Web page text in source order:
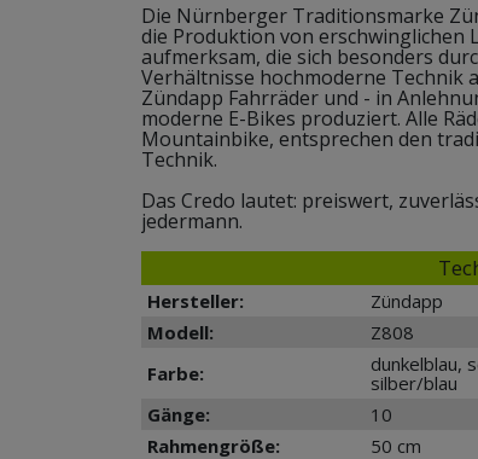
Die Nürnberger Traditionsmarke
die Produktion von erschwinglichen
aufmerksam, die sich besonders
Verhältnisse hochmoderne Technik
Zündapp Fahrräder und - in
moderne E-Bikes produziert. Alle
Mountainbike, entsprechen den
Technik.
Das Credo lautet: preiswert,
jedermann.
Hersteller:
Zündapp
Modell:
Z808
Farbe:
dunkelblau,
silber/blau
Gänge:
10
Rahmengröße:
50 cm